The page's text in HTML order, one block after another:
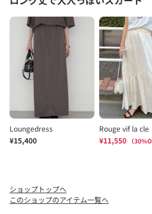
ショップトップへ
このショップのアイテム一覧へ